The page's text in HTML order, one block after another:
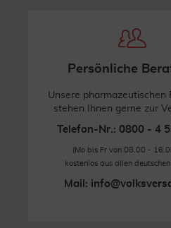
Persönliche
Unsere pharmazeutischen
stehen Ihnen gerne zur
Telefon-Nr.: 0800 - 4
(Mo bis Fr von 08.00 -
kostenlos aus allen
Mail: